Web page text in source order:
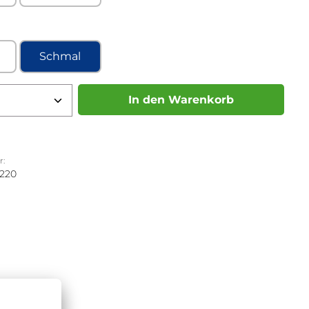
Schmal
Gib den gewünschten Wert
In den Warenkorb